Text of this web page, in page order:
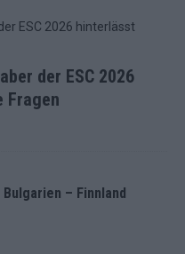
der ESC 2026
Fragen
– Finnland